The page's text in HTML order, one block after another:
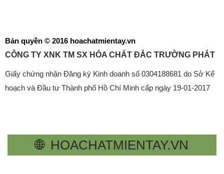
Bản quyền © 2016 hoachatmientay.vn
CÔNG TY XNK TM SX HÓA CHẤT ĐẮC TRƯỜNG PHÁT
Giấy chứng nhận Đăng ký Kinh doanh số 0304188681 do Sở Kế
hoạch và Đầu tư Thành phố Hồ Chí Minh cấp ngày 19-01-2017
🌐 HOACHATMIENTAY.VN